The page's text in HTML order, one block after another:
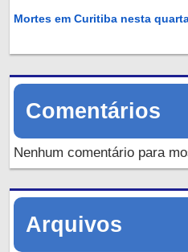
Mortes em Curitiba nesta
Comentários
Nenhum comentário para
Arquivos